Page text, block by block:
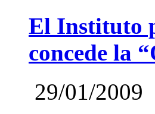
El Instituto
concede la
29/01/2009